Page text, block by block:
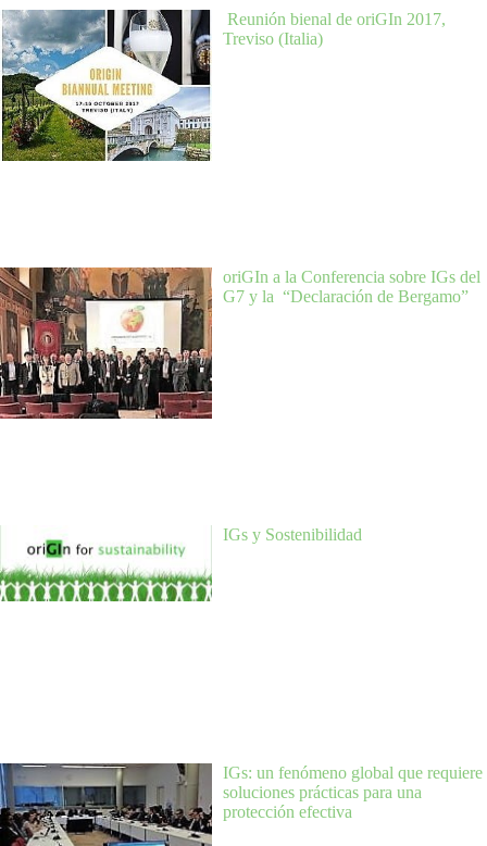
Reunión bienal de oriGIn 2017,
Treviso (Italia)
oriGIn a la Conferencia sobre IGs del
G7 y la “Declaración de Bergamo”
IGs y Sostenibilidad
IGs: un fenómeno global que requiere
soluciones prácticas para una
protección efectiva